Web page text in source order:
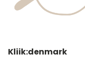
Kliik:denmark